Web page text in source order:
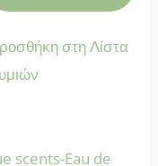
στη Λίστα